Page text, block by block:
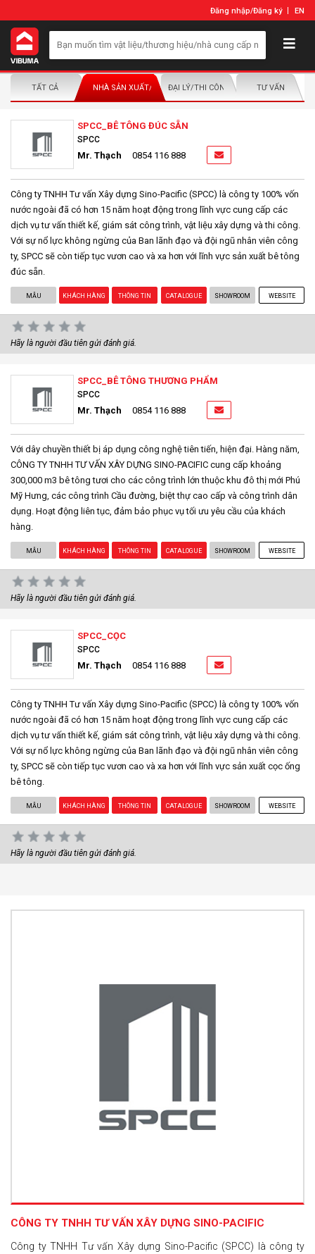
Đăng nhập/Đăng ký EN
TẤT CẢ NHÀ SẢN XUẤT/NHÀ PHÂN PHỐIĐẠI LÝ/THI CÔNG LẮP ĐẶTTƯ VẤN
SPCC_BÊ TÔNG ĐÚC SẴN
SPCC
Mr. Thạch 0854 116 888
Công ty TNHH Tư vấn Xây dựng Sino-Pacific (SPCC) là công ty 100% vốn
nước ngoài đã có hơn 15 năm hoạt động trong lĩnh vực cung cấp các
dịch vụ tư vấn thiết kế, giám sát công trình, vật liệu xây dựng và thi công.
Với sự nổ lực không ngừng của Ban lãnh đạo và đội ngũ nhân viên công
ty, SPCC sẽ còn tiếp tục vươn cao và xa hơn với lĩnh vực sản xuất bê tông
đúc sẵn.
MẪU KHÁCH HÀNG THÔNG TIN CATALOGUE SHOWROOM WEBSITE
Hãy là người đầu tiên gửi đánh giá.
SPCC_BÊ TÔNG THƯƠNG PHẨM
SPCC
Mr. Thạch 0854 116 888
Với dây chuyền thiết bị áp dụng công nghệ tiên tiến, hiện đại. Hàng năm,
CÔNG TY TNHH TƯ VẤN XÂY DỰNG SINO-PACIFIC cung cấp khoảng
300,000 m3 bê tông tươi cho các công trình lớn thuộc khu đô thị mới Phú
Mỹ Hưng, các công trình Cầu đường, biệt thự cao cấp và công trình dân
dụng. Hoạt động liên tục, đảm bảo phục vụ tối ưu yêu cầu của khách
hàng.
MẪU KHÁCH HÀNG THÔNG TIN CATALOGUE SHOWROOM WEBSITE
Hãy là người đầu tiên gửi đánh giá.
SPCC_CỌC
SPCC
Mr. Thạch 0854 116 888
Công ty TNHH Tư vấn Xây dựng Sino-Pacific (SPCC) là công ty 100% vốn
nước ngoài đã có hơn 15 năm hoạt động trong lĩnh vực cung cấp các
dịch vụ tư vấn thiết kế, giám sát công trình, vật liệu xây dựng và thi công.
Với sự nổ lực không ngừng của Ban lãnh đạo và đội ngũ nhân viên công
ty, SPCC sẽ còn tiếp tục vươn cao và xa hơn với lĩnh vực sản xuất cọc ống
bê tông.
MẪU KHÁCH HÀNG THÔNG TIN CATALOGUE SHOWROOM WEBSITE
Hãy là người đầu tiên gửi đánh giá.
CÔNG TY TNHH TƯ VẤN XÂY DỰNG SINO-PACIFIC
Công ty TNHH Tư vấn Xây dựng Sino-Pacific (SPCC) là công ty